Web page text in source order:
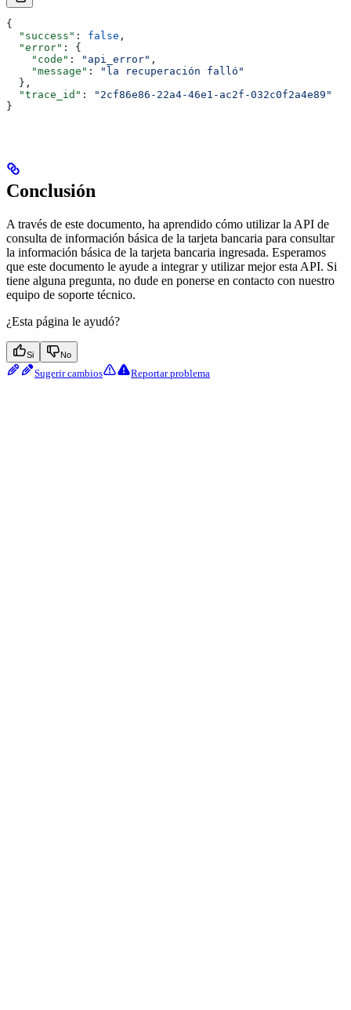
{
  "success"
: false ,
  "error"
: {
    "code"
: "api_error" ,
    "message"
:
"la recuperación falló"
  },
  "trace_id"
:
"2cf86e86-22a4-46e1-ac2f-032c0f2a4e89"
}
Conclusión
A través de este documento, ha aprendido cómo utilizar la API de
consulta de información básica de la tarjeta bancaria para consultar
la información básica de la tarjeta bancaria ingresada. Esperamos
que este documento le ayude a integrar y utilizar mejor esta API. Si
tiene alguna pregunta, no dude en ponerse en contacto con nuestro
equipo de soporte técnico.
¿Esta página le ayudó?
Si No
Sugerir cambios Reportar problema